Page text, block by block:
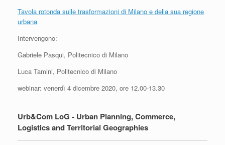
Tavola rotonda sulle trasformazioni di Milano e della sua regione
urbana
Intervengono:
Gabriele Pasqui, Politecnico di Milano
Luca Tamini, Politecnico di Milano
webinar: venerdì 4 dicembre 2020, ore 12.00-13.30
Urb&Com LoG - Urban Planning, Commerce,
Logistics and Territorial Geographies